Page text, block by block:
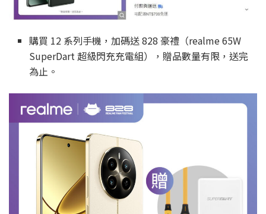
購買 12 系列手機，加碼送 828 豪禮（realme 65W
SuperDart 超級閃充充電組），贈品數量有限，送完
為止。